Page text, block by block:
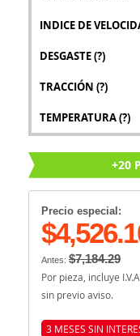
INDICE DE
DESGASTE(?)
TRACCIÓN (?)
TEMPERATURA(?)
+20
Precio especial:
Antes: $7,184.29
Por pieza, incluye
sin previo aviso.
3 MESES SIN